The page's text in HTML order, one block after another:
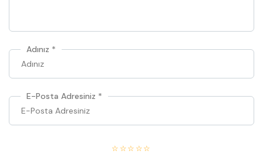
Adınız *
E-Posta Adresiniz *
☆
☆
☆
☆
☆